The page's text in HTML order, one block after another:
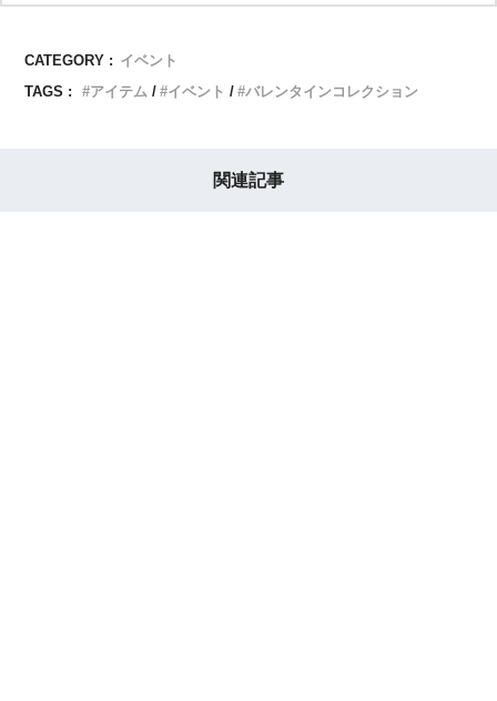
CATEGORY : イベント
TAGS :
アイテム イベント バレンタインコレクション
関連記事